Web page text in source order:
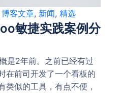
博客文章, 新闻, 精选
敏捷实践案例分
是2年前。之前已经有过
在前司开发了一个看板的
类似的工具，有点不便，